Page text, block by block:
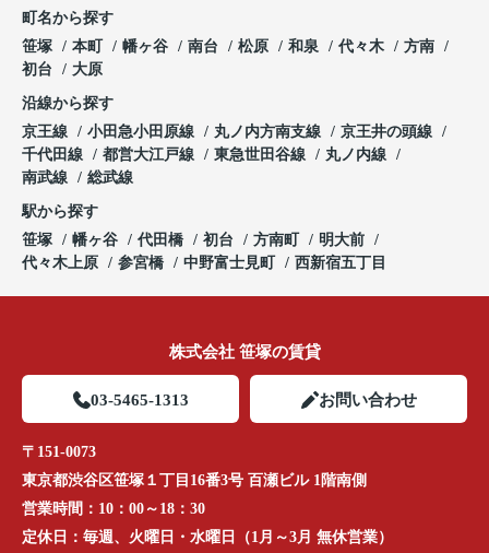
町名から探す
笹塚
本町 幡ヶ谷 南台 松原 和泉 代々木
方南
初台
大原
沿線から探す
京王線
小田急小田原線 丸ノ内方南支線
京王井の頭線
千代田線
都営大江戸線 東急世田谷線
丸ノ内線
南武線
総武線
駅から探す
笹塚
幡ヶ谷 代田橋 初台 方南町
明大前
代々木上原
参宮橋 中野富士見町 西新宿五丁目
株式会社 笹塚の賃貸
03-5465-1313 お問い合わせ
〒151-0073
東京都渋谷区笹塚１丁目16番3号 百瀬ビル 1階南側
営業時間： 10：00～18：30
定休日： 毎週、火曜日・水曜日（1月～3月 無休営業）